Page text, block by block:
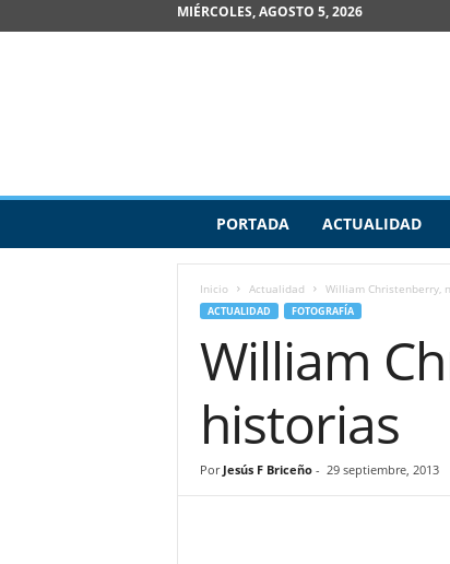
MIÉRCOLES, AGOSTO 5, 2026
v
PORTADA ACTUALIDAD
Inicio Actualidad William Christenberry,
ACTUALIDAD FOTOGRAFÍA
William
historias
Por Jesús F Briceño- 29 septiembre, 2013